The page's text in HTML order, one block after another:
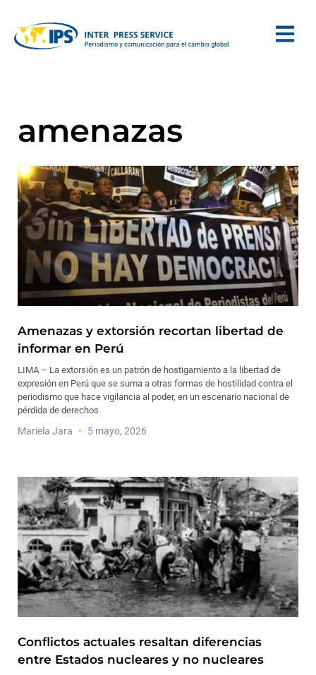
amenazas
Amenazas y extorsión recortan libertad de
informar en Perú
LIMA – La extorsión es un patrón de hostigamiento a la libertad de
expresión en Perú que se suma a otras formas de hostilidad contra el
periodismo que hace vigilancia al poder, en un escenario nacional de
pérdida de derechos
Mariela Jara 5 mayo, 2026
Conflictos actuales resaltan diferencias
entre Estados nucleares y no nucleares